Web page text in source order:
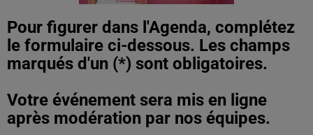
Pour figurer dans l'Agenda, complétez
le formulaire ci-dessous. Les champs
marqués d'un (*) sont obligatoires.
Votre événement sera mis en ligne